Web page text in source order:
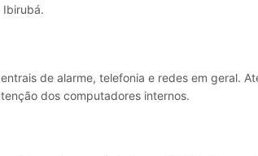
Ibirubá.
de alarme, telefonia e redes em geral.
dos computadores internos.